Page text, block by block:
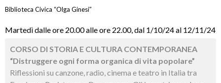
Biblioteca Civica “Olga Ginesi”
Martedì dalle ore 20.00 alle ore 22.00, dal 1/10/24 al 12/11/24
CORSO DI STORIA E CULTURA CONTEMPORANEA
“Distruggere ogni forma organica di vita popolare”
Riflessioni su canzone, radio, cinema e teatro in Italia tra